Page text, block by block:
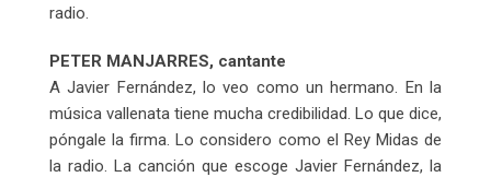
radio.
PETER MANJARRES, cantante
A Javier Fernández, lo veo como un hermano. En la
música vallenata tiene mucha credibilidad. Lo que dice,
póngale la firma. Lo considero como el Rey Midas de
la radio. La canción que escoge Javier Fernández, la